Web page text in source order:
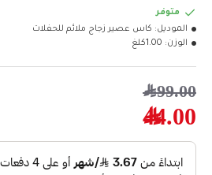
44.00﷼
99.00﷼
متوفر
الموديل: كاس عصير زجاج ملائم للحفلات
الوزن: 1.00كلغ